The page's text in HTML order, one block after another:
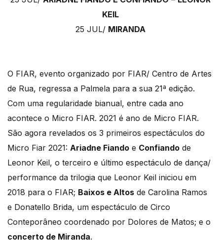
KEIL
25 JUL/ MIRANDA
O FIAR, evento organizado por FIAR/ Centro de Artes
de Rua, regressa a Palmela para a sua 21ª edição.
Com uma regularidade bianual, entre cada ano
acontece o Micro FIAR. 2021 é ano de Micro FIAR.
São agora revelados os 3 primeiros espectáculos do
Micro Fiar 2021: Ariadne Fiando e Confiando de
Leonor Keil, o terceiro e último espectáculo de dança/
performance da trilogia que Leonor Keil iniciou em
2018 para o FIAR; Baixos e Altos de Carolina Ramos
e Donatello Brida, um espectáculo de Circo
Conteporâneo coordenado por Dolores de Matos; e o
concerto de Miranda.